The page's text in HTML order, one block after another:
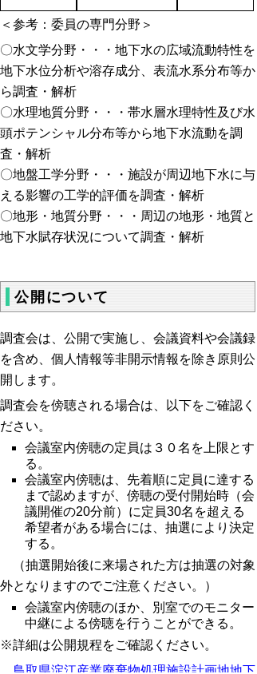
＜参考：委員の専門分野＞
〇水文学分野・・・地下水の広域流動特性を
地下水位分析や溶存成分、表流水系分布等か
ら調査・解析
〇水理地質分野・・・帯水層水理特性及び水
頭ポテンシャル分布等から地下水流動を調
査・解析
〇地盤工学分野・・・施設が周辺地下水に与
える影響の工学的評価を調査・解析
〇地形・地質分野・・・周辺の地形・地質と
地下水賦存状況について調査・解析
公開について
調査会は、公開で実施し、会議資料や会議録
を含め、個人情報等非開示情報を除き原則公
開します。
調査会を傍聴される場合は、以下をご確認く
ださい。
会議室内傍聴の定員は３０名を上限とす
る。
会議室内傍聴は、先着順に定員に達する
まで認めますが、傍聴の受付開始時（会
議開催の20分前）に定員30名を超える
希望者がある場合には、抽選により決定
する。
（抽選開始後に来場された方は抽選の対象
外となりますのでご注意ください。）
会議室内傍聴のほか、別室でのモニター
中継による傍聴を行うことができる。
※詳細は公開規程をご確認ください。
鳥取県淀江産業廃棄物処理施設計画地地下